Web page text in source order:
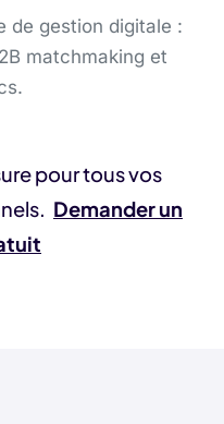
de gestion digitale :
matchmaking et
pour tous vos
Demander un